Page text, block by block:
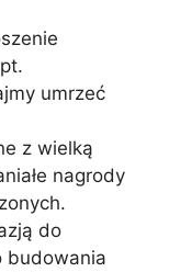
umrzeć
z wielką
nagrody
do
budowania